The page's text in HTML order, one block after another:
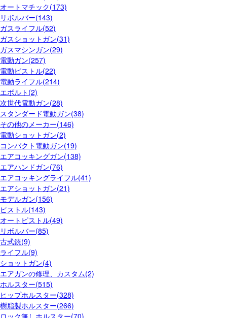
オートマチック(173)
リボルバー(143)
ガスライフル(52)
ガスショットガン(31)
ガスマシンガン(29)
電動ガン(257)
電動ピストル(22)
電動ライフル(214)
エボルト(2)
次世代電動ガン(28)
スタンダード電動ガン(38)
その他のメーカー(146)
電動ショットガン(2)
コンパクト電動ガン(19)
エアコッキングガン(138)
エアハンドガン(76)
エアコッキングライフル(41)
エアショットガン(21)
モデルガン(156)
ピストル(143)
オートピストル(49)
リボルバー(85)
古式銃(9)
ライフル(9)
ショットガン(4)
エアガンの修理、カスタム(2)
ホルスター(515)
ヒップホルスター(328)
樹脂製ホルスター(266)
ロック無しホルスター(70)